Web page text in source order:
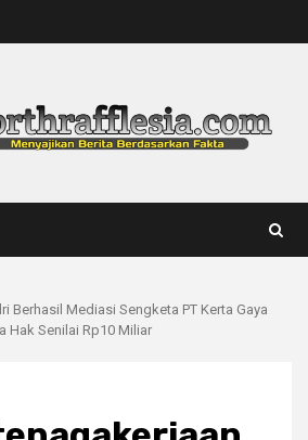
Berhasil Mediasi Sengketa PT Kerta Gaya
Hak Senilai Rp10 Miliar